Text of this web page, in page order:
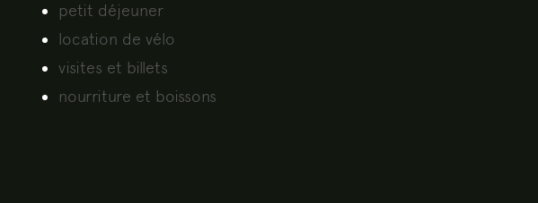
petit déjeuner
location de vélo
visites et billets
nourriture et boissons